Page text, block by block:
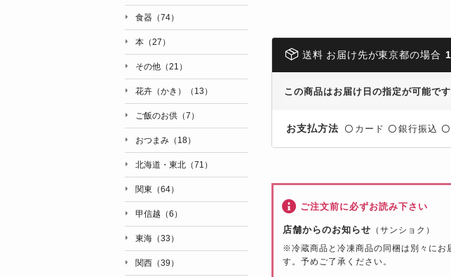
送料 お届け先が東京都の場合
この商品はお届け日の指定が可能です
お支払方法 〇 カード 〇 銀行振込 〇
ご注文前に必ずお読み下さい
店舗からのお知らせ （サンショク）
※冷蔵商品と冷凍商品の同梱は別々にお
す。予めご了承ください。
食器（74）
本（27）
その他（21）
花卉（かき）（13）
ご飯のお供（7）
おつまみ（18）
北海道・東北（71）
関東（64）
甲信越（6）
東海（33）
関西（39）